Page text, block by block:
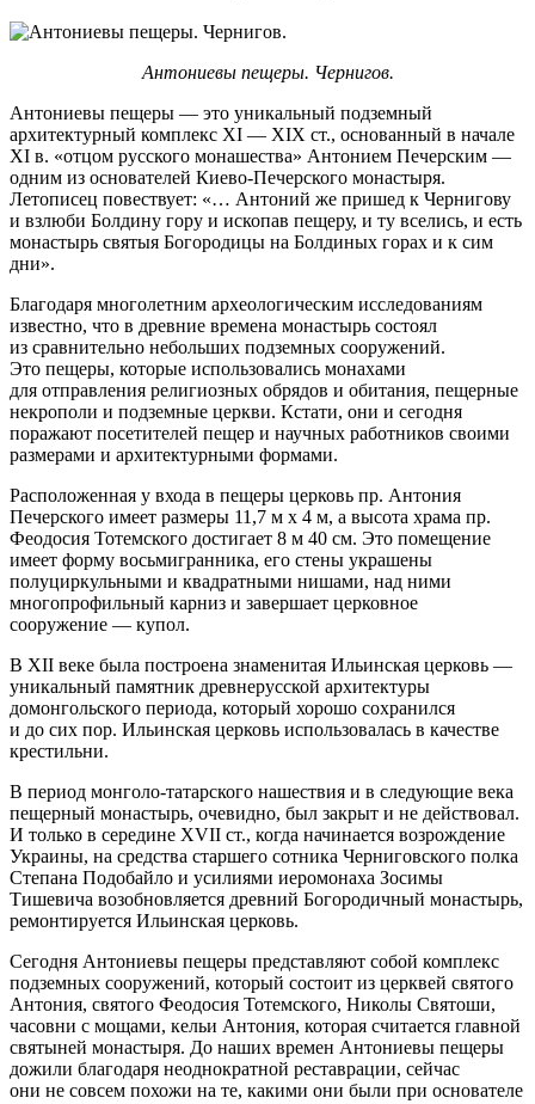
Антониевы пещеры. Чернигов.
Антониевы пещеры — это уникальный подземный
архитектурный комплекс ХІ — ХІХ ст., основанный в начале
ХІ в. «отцом русского монашества» Антонием Печерским —
одним из основателей Киево-Печерского монастыря.
Летописец повествует: «… Антоний же пришед к Чернигову
и взлюби Болдину гору и ископав пещеру, и ту вселись, и есть
монастырь святыя Богородицы на Болдиных горах и к сим
дни».
Благодаря многолетним археологическим исследованиям
известно, что в древние времена монастырь состоял
из сравнительно небольших подземных сооружений.
Это пещеры, которые использовались монахами
для отправления религиозных обрядов и обитания, пещерные
некрополи и подземные церкви. Кстати, они и сегодня
поражают посетителей пещер и научных работников своими
размерами и архитектурными формами.
Расположенная у входа в пещеры церковь пр. Антония
Печерского имеет размеры 11,7 м х 4 м, а высота храма пр.
Феодосия Тотемского достигает 8 м 40 см. Это помещение
имеет форму восьмигранника, его стены украшены
полуциркульными и квадратными нишами, над ними
многопрофильный карниз и завершает церковное
сооружение — купол.
В XII веке была построена знаменитая Ильинская церковь —
уникальный памятник древнерусской архитектуры
домонгольского периода, который хорошо сохранился
и до сих пор. Ильинская церковь использовалась в качестве
крестильни.
В период монголо-татарского нашествия и в следующие века
пещерный монастырь, очевидно, был закрыт и не действовал.
И только в середине ХVІІ ст., когда начинается возрождение
Украины, на средства старшего сотника Черниговского полка
Степана Подобайло и усилиями иеромонаха Зосимы
Тишевича возобновляется древний Богородичный монастырь,
ремонтируется Ильинская церковь.
Сегодня Антониевы пещеры представляют собой комплекс
подземных сооружений, который состоит из церквей святого
Антония, святого Феодосия Тотемского, Николы Святоши,
часовни с мощами, кельи Антония, которая считается главной
святыней монастыря. До наших времен Антониевы пещеры
дожили благодаря неоднократной реставрации, сейчас
они не совсем похожи на те, какими они были при основателе